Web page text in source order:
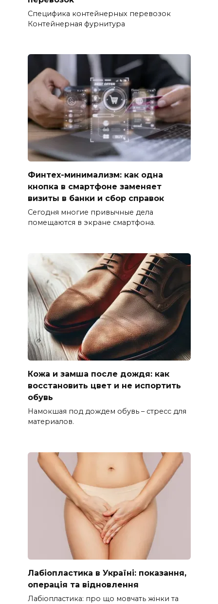
Специфика контейнерных перевозок
Контейнерная фурнитура
Финтех-минимализм: как одна
кнопка в смартфоне заменяет
визиты в банки и сбор справок
Сегодня многие привычные дела
помещаются в экране смартфона.
Кожа и замша после дождя: как
восстановить цвет и не испортить
обувь
Намокшая под дождем обувь – стресс для
материалов.
Лабіопластика в Україні: показання,
операція та відновлення
Лабіопластика: про що мовчать жінки та